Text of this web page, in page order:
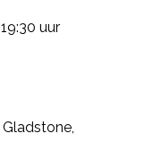
19:30 uur